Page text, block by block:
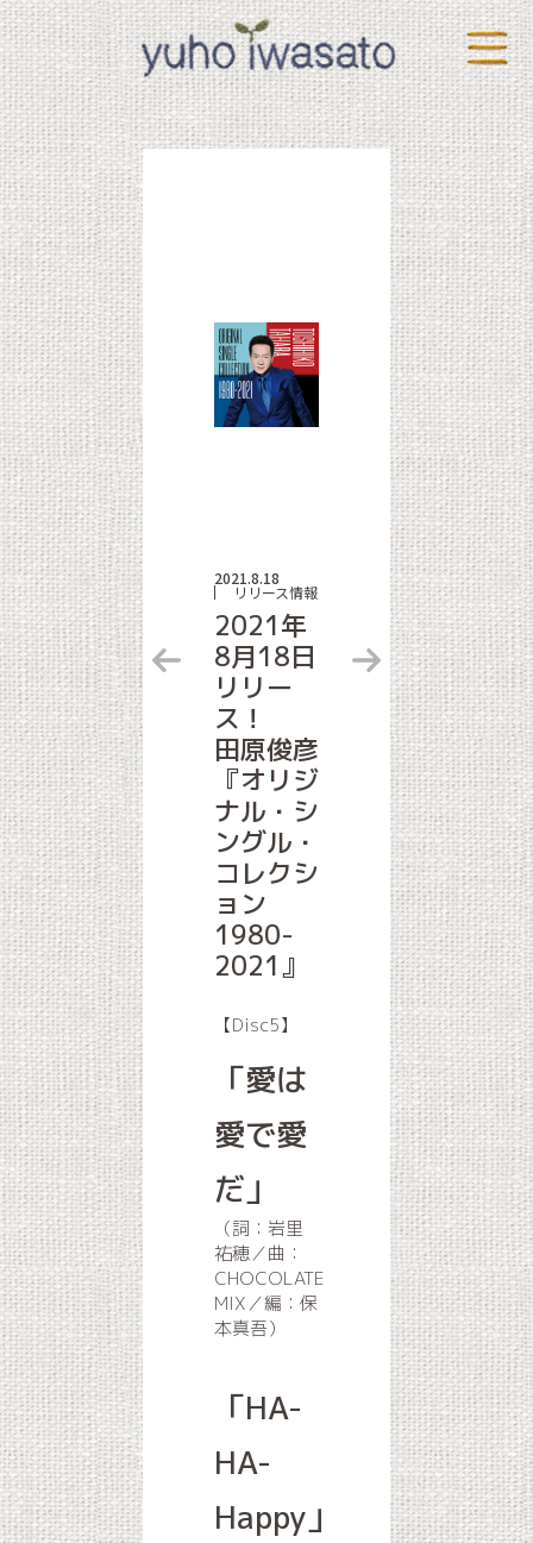
2021.8.18
リリース情報
2021年
8月18日
リリー
ス！
田原俊彦
『オリジ
ナル・シ
ングル・
コレクシ
ョン
1980-
2021』
【Disc5】
「愛は
愛で愛
だ」
（詞：岩里
祐穂／曲：
CHOCOLATE
MIX／編：保
本真吾）
「HA-
HA-
Happy」